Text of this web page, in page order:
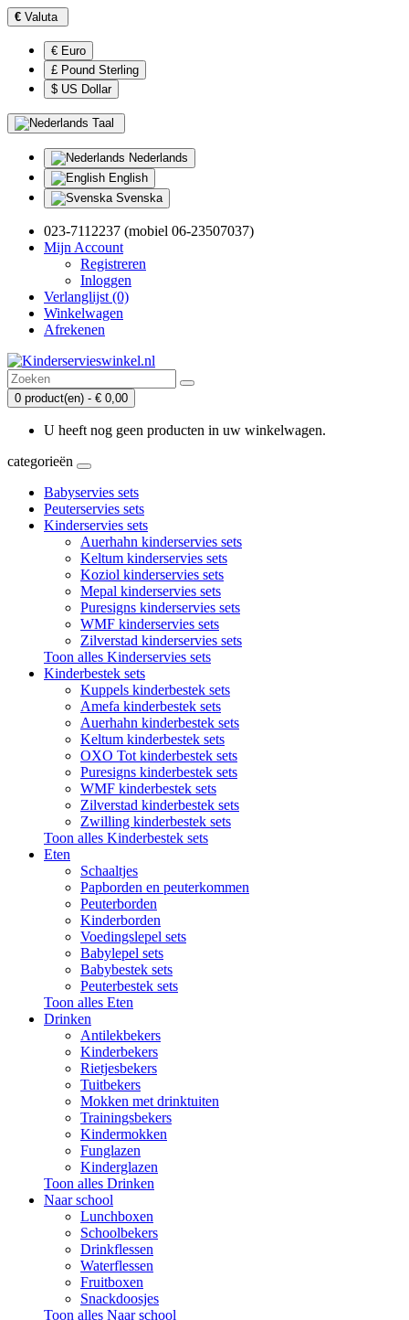
€ Valuta
€ Euro
£ Pound Sterling
$ US Dollar
Taal
Nederlands
English
Svenska
023-7112237 (mobiel 06-23507037)
Mijn Account
Registreren
Inloggen
Verlanglijst (0)
Winkelwagen
Afrekenen
0 product(en) - € 0,00
U heeft nog geen producten in uw winkelwagen.
categorieën
Babyservies sets
Peuterservies sets
Kinderservies sets
Auerhahn kinderservies sets
Keltum kinderservies sets
Koziol kinderservies sets
Mepal kinderservies sets
Puresigns kinderservies sets
WMF kinderservies sets
Zilverstad kinderservies sets
Toon alles Kinderservies sets
Kinderbestek sets
Kuppels kinderbestek sets
Amefa kinderbestek sets
Auerhahn kinderbestek sets
Keltum kinderbestek sets
OXO Tot kinderbestek sets
Puresigns kinderbestek sets
WMF kinderbestek sets
Zilverstad kinderbestek sets
Zwilling kinderbestek sets
Toon alles Kinderbestek sets
Eten
Schaaltjes
Papborden en peuterkommen
Peuterborden
Kinderborden
Voedingslepel sets
Babylepel sets
Babybestek sets
Peuterbestek sets
Toon alles Eten
Drinken
Antilekbekers
Kinderbekers
Rietjesbekers
Tuitbekers
Mokken met drinktuiten
Trainingsbekers
Kindermokken
Funglazen
Kinderglazen
Toon alles Drinken
Naar school
Lunchboxen
Schoolbekers
Drinkflessen
Waterflessen
Fruitboxen
Snackdoosjes
Toon alles Naar school